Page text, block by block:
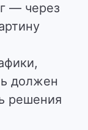
— через
должен
решения